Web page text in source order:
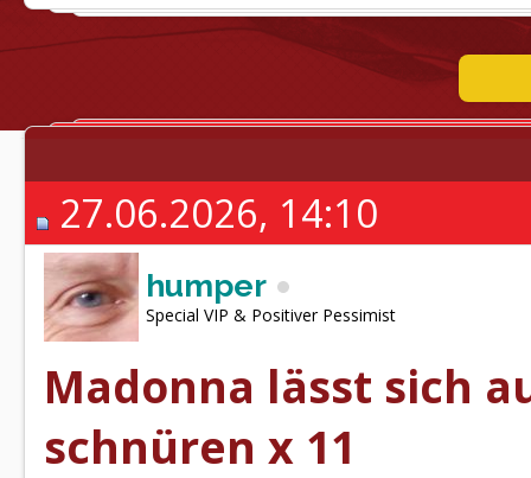
27.06.2026, 14:10
humper
Special VIP & Positiver Pessimist
Madonna lässt sich
schnüren x 11